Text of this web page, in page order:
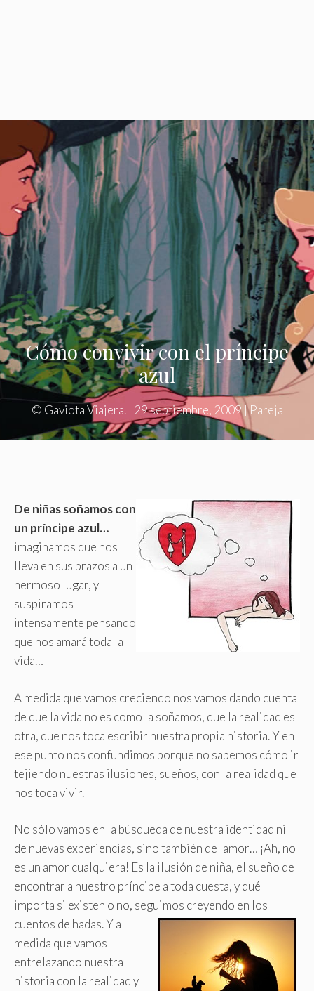
Cómo convivir con el príncipe
azul
© Gaviota Viajera.| 29 septiembre, 2009|Pareja
De niñas soñamos con
un príncipe azul…
imaginamos que nos
lleva en sus brazos a un
hermoso lugar, y
suspiramos
intensamente pensando
que nos amará toda la
vida…
A medida que vamos creciendo nos vamos dando cuenta
de que la vida no es como la soñamos, que la realidad es
otra, que nos toca escribir nuestra propia historia. Y en
ese punto nos confundimos porque no sabemos cómo ir
tejiendo nuestras ilusiones, sueños, con la realidad que
nos toca vivir.
No sólo vamos en la búsqueda de nuestra identidad ni
de nuevas experiencias, sino también del amor… ¡Ah, no
es un amor cualquiera! Es la ilusión de niña, el sueño de
encontrar a nuestro príncipe a toda cuesta, y qué
importa si existen o no, seguimos creyendo en los
cuentos de hadas.Y a
medida que vamos
entrelazando nuestra
historia con la realidad y